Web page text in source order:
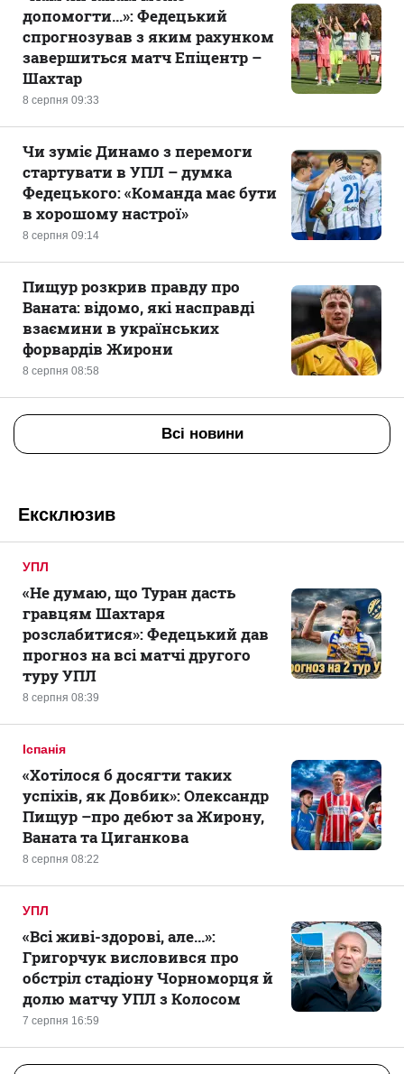
8 серпня 09:33
допомогти...»: Федецький
спрогнозував з яким рахунком
завершиться матч Епіцентр –
Шахтар
8 серпня 09:14
Чи зуміє Динамо з перемоги
стартувати в УПЛ – думка
Федецького: «Команда має бути
в хорошому настрої»
8 серпня 08:58
Пищур розкрив правду про
Ваната: відомо, які насправді
взаємини в українських
форвардів Жирони
Всі новини
Ексклюзив
УПЛ
8 серпня 08:39
«Не думаю, що Туран дасть
гравцям Шахтаря
розслабитися»: Федецький дав
прогноз на всі матчі другого
туру УПЛ
Іспанія
8 серпня 08:22
«Хотілося б досягти таких
успіхів, як Довбик»: Олександр
Пищур –про дебют за Жирону,
Ваната та Циганкова
УПЛ
7 серпня 16:59
«Всі живі-здорові, але...»:
Григорчук висловився про
обстріл стадіону Чорноморця й
долю матчу УПЛ з Колосом